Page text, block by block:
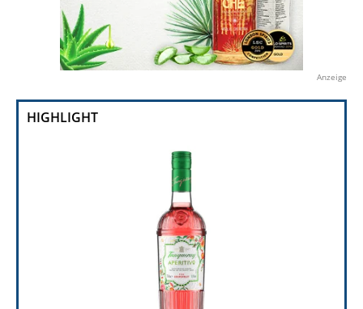
Anzeige
HIGHLIGHT